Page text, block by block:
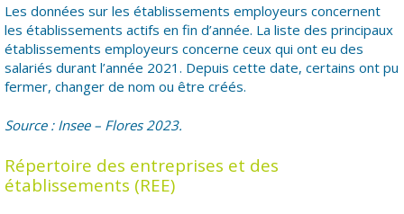
Les données sur les établissements employeurs concernent
les établissements actifs en fin d’année. La liste des principaux
établissements employeurs concerne ceux qui ont eu des
salariés durant l’année 2021. Depuis cette date, certains ont pu
fermer, changer de nom ou être créés.
Source : Insee – Flores 2023.
Répertoire des entreprises et des
établissements (REE)